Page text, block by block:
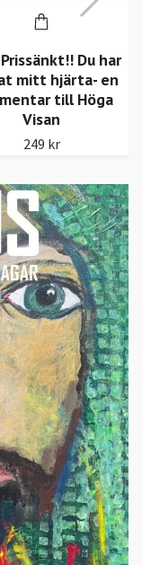
Prissänkt!! Du har
mitt hjärta- en
till Höga
Visan
249 kr